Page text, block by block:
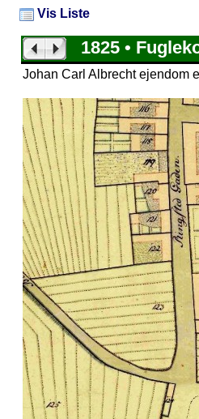
Vis Liste
1825 •
Johan Carl Albrecht ejendom